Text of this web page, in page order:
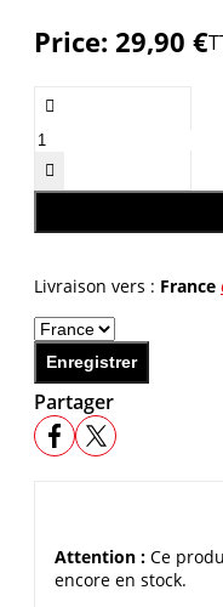
Price: 29,90 €


Livraison vers : France
Enregistrer
Partager
Attention : Ce
encore en stock.